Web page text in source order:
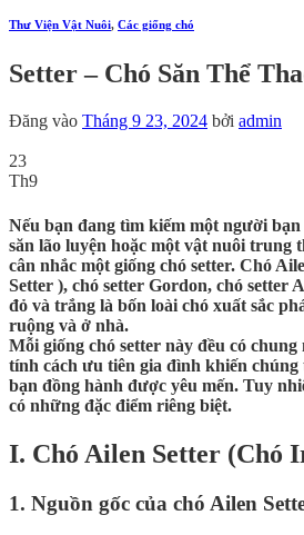
Thư Viện Vật Nuôi, Các giống chó
Setter – Chó Săn Thể
Đăng vào Tháng 9 23, 2024 bởi admin
23
Th9
Nếu bạn đang tìm kiếm một người
săn lão luyện hoặc một vật nuôi trung
cân nhắc một giống chó setter. Chó
Setter ), chó setter Gordon, chó setter
đỏ và trắng là bốn loài chó xuất sắc
ruộng và ở nhà.
Mỗi giống chó setter này đều có chung
tính cách ưu tiên gia đình khiến
bạn đồng hành được yêu mến. Tuy
có những đặc điểm riêng biệt.
I. Chó Ailen Setter (Chó
1. Nguồn gốc của chó Ailen